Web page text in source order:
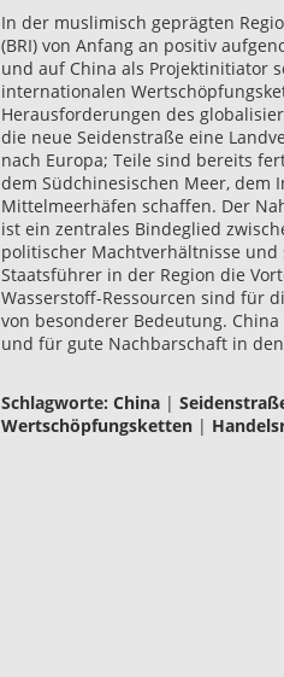
In der muslimisch geprägten
(BRI) von Anfang an positiv
und auf China als Projektinitiator
internationalen
Herausforderungen des
die neue Seidenstraße eine
nach Europa; Teile sind bereits
dem Südchinesischen Meer, dem
Mittelmeerhäfen schaffen. Der
ist ein zentrales Bindeglied
politischer Machtverhältnisse
Staatsführer in der Region die
Wasserstoff-Ressourcen sind für
von besonderer Bedeutung.
und für gute Nachbarschaft in
Schlagworte: China |
Wertschöpfungsketten |